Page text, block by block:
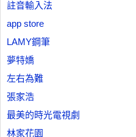
註音輸入法
app store
LAMY鋼筆
夢特嬌
左右為難
張家浩
最美的時光電視劇
林家花園